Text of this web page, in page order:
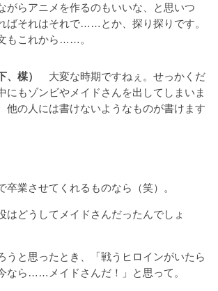
らアニメを作るのもいいな、と思いつ
ばそれはそれで……とか、探り探りです。
もこれから……。
、楳）
大変な時期ですねぇ。せっかくだ
にもゾンビやメイドさんを出してしまいま
の人には書けないようなものが書けます
業させてくれるものなら（笑）。
どうしてメイドさんだったんでしょ
と思ったとき、「戦うヒロインがいたら
なら……メイドさんだ！」と思って。